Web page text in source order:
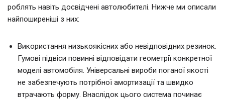
роблять навіть досвідчені автолюбителі. Нижче ми описали
найпоширеніші з них:
Використання низькоякісних або невідповідних резинок.
Гумові підвіси повинні відповідати геометрії конкретної
моделі автомобіля. Універсальні вироби поганої якості
не забезпечують потрібної амортизації та швидко
втрачають форму. Внаслідок цього система починає